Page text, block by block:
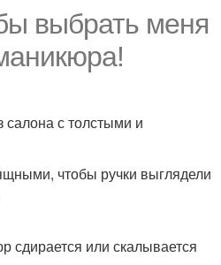
выбрать меня
с толстыми и
чтобы ручки выглядели
сдирается или скалывается